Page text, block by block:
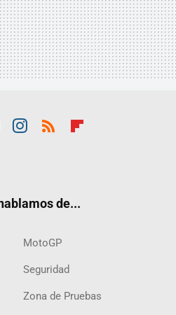
de...
MotoGP
Seguridad
Zona de Pruebas